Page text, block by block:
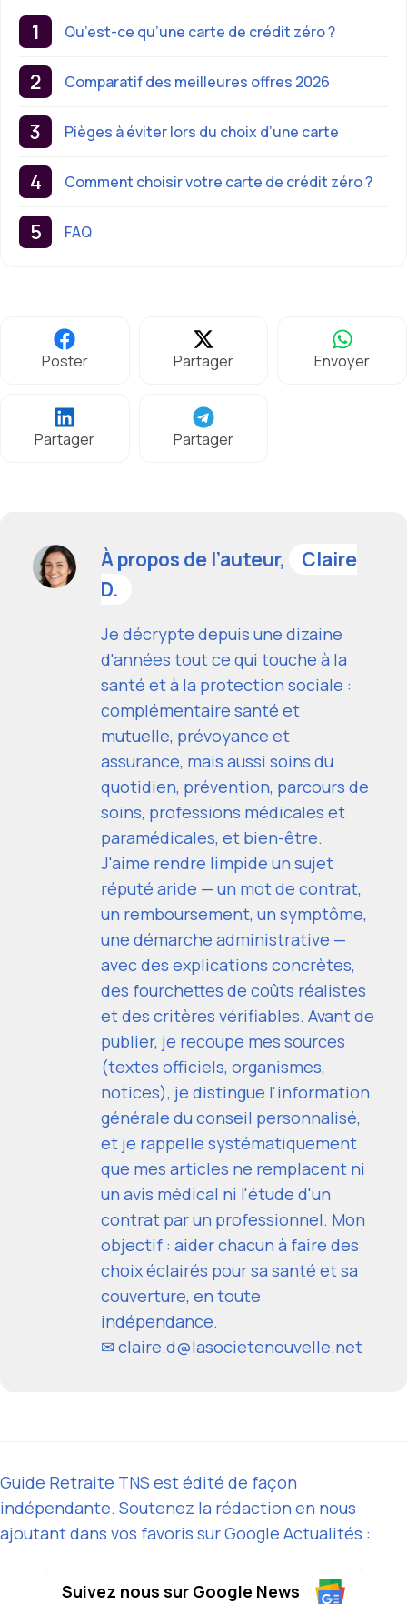
Qu’est-ce qu’une carte de crédit zéro ?
Comparatif des meilleures offres 2026
Pièges à éviter lors du choix d’une carte
Comment choisir votre carte de crédit zéro ?
FAQ
Poster Partager Envoyer
Partager Partager
À propos de l’auteur,
Claire
D.
Je décrypte depuis une dizaine
d'années tout ce qui touche à la
santé et à la protection sociale :
complémentaire santé et
mutuelle, prévoyance et
assurance, mais aussi soins du
quotidien, prévention, parcours de
soins, professions médicales et
paramédicales, et bien-être.
J'aime rendre limpide un sujet
réputé aride — un mot de contrat,
un remboursement, un symptôme,
une démarche administrative —
avec des explications concrètes,
des fourchettes de coûts réalistes
et des critères vérifiables. Avant de
publier, je recoupe mes sources
(textes officiels, organismes,
notices), je distingue l'information
générale du conseil personnalisé,
et je rappelle systématiquement
que mes articles ne remplacent ni
un avis médical ni l'étude d'un
contrat par un professionnel. Mon
objectif : aider chacun à faire des
choix éclairés pour sa santé et sa
couverture, en toute
indépendance.
✉ claire.d@lasocietenouvelle.net
Guide Retraite TNS est édité de façon
indépendante. Soutenez la rédaction en nous
ajoutant dans vos favoris sur Google Actualités :
Suivez nous sur Google News